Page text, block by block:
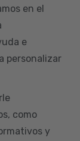
en el
e
personalizar
como
y